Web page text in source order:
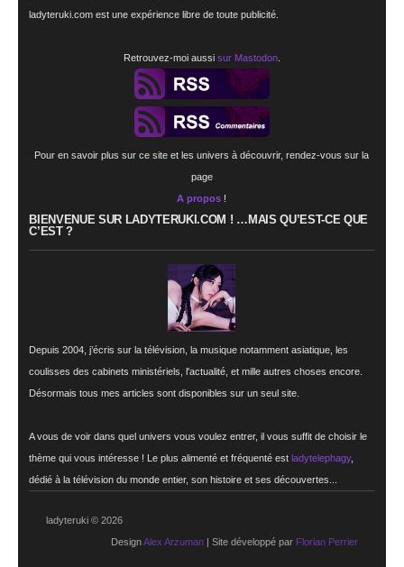
ladyteruki.com est une expérience libre de toute publicité.
Retrouvez-moi aussi sur Mastodon.
Pour en savoir plus sur ce site et les univers à découvrir, rendez-vous sur la
page
A propos !
BIENVENUE SUR LADYTERUKI.COM ! …MAIS QU’EST-CE QUE
C’EST ?
Depuis 2004, j’écris sur la télévision, la musique notamment asiatique, les
coulisses des cabinets ministériels, l'actualité, et mille autres choses encore.
Désormais tous mes articles sont disponibles sur un seul site.
A vous de voir dans quel univers vous voulez entrer, il vous suffit de choisir le
thème qui vous intéresse ! Le plus alimenté et fréquenté est ladytelephagy,
dédié à la télévision du monde entier, son histoire et ses découvertes...
ladyteruki © 2026
DesignAlex Arzuman| Site développé par Florian Perrier